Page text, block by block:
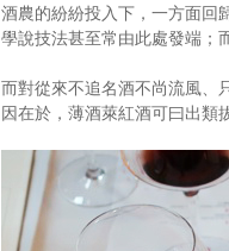
酒農的紛紛投入下，一方面回
學說技法甚至常由此處發端；
而對從來不追名酒不尚流風、
因在於，薄酒萊紅酒可曰出類